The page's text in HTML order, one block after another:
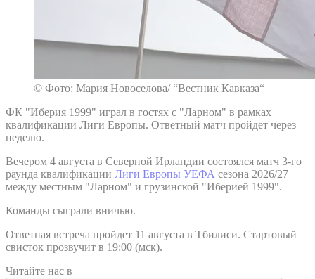
© Фото: Мария Новоселова/ “Вестник Кавказа“
ФК "Иберия 1999" играл в гостях с "Ларном" в рамках
квалификации Лиги Европы. Ответный матч пройдет через
неделю.
Вечером 4 августа в Северной Ирландии состоялся матч 3-го
раунда квалификации Лиги Европы УЕФА сезона 2026/27
между местным "Ларном" и грузинской "Иберией 1999".
Команды сыграли вничью.
Ответная встреча пройдет 11 августа в Тбилиси. Стартовый
свисток прозвучит в 19:00 (мск).
Читайте нас в